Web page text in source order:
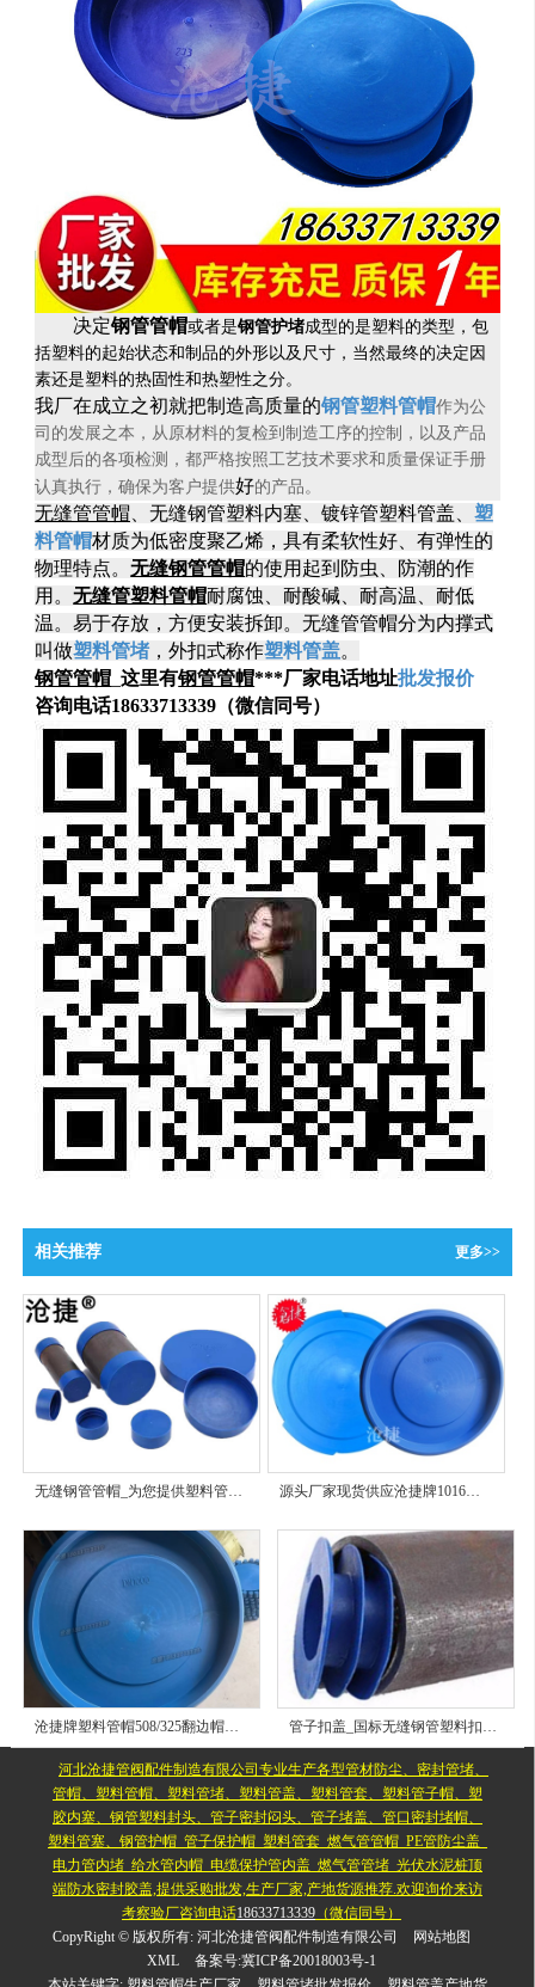
决定钢管管帽或者是钢管护堵成型的是塑料的类型，包
括塑料的起始状态和制品的外形以及尺寸，当然最终的决定因
素还是塑料的热固性和热塑性之分。
我厂在成立之初就把制造高质量的钢管塑料管帽作为公
司的发展之本，从原材料的复检到制造工序的控制，以及产品
成型后的各项检测，都严格按照工艺技术要求和质量保证手册
认真执行，确保为客户提供好的产品。
无缝管管帽 、无缝钢管塑料内塞、镀锌管塑料管盖、塑
料管帽材质为低密度聚乙烯，具有柔软性好、有弹性的
物理特点。无缝钢管管帽的使用起到防虫、防潮的作
用。无缝管塑料管帽耐腐蚀、耐酸碱、耐高温、耐低
温。易于存放，方便安装拆卸。无缝管管帽分为内撑式
叫做塑料管堵 ，外扣式称作塑料管盖。
钢管管帽 _这里有钢管管帽***厂家电话地址批发报价
咨询电话18633713339（微信同号）
相关推荐 更多>>
无缝钢管管帽_为您提供塑料管帽报价_产品图片_售价行情 源头厂家现货供应沧捷牌1016（DN1000）内承插式钢管塑料管帽支持定制
河北沧捷管阀配件制造有限公司专业生产各型管材防尘、密封管堵、
管帽、塑料管帽、塑料管堵、塑料管盖、塑料管套、塑料管子帽、塑
胶内塞、钢管塑料封头、管子密封闷头、管子堵盖、管口密封堵帽、
塑料管塞、钢管护帽_管子保护帽_塑料管套_燃气管管帽_PE管防尘盖_
电力管内堵_给水管内帽_电缆保护管内盖_燃气管管堵_光伏水泥桩顶
端防水密封胶盖,提供采购批发,生产厂家,产地货源推荐.欢迎询价来访
考察验厂咨询电话18633713339 （微信同号）
CopyRight © 版权所有: 河北沧捷管阀配件制造有限公司
网站地图
XML
备案号:冀ICP备20018003号-1